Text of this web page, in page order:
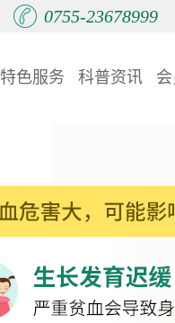
0755-23678999
特色服务 科普资讯